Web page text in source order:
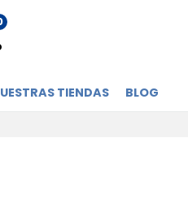
TIENDAS BLOG